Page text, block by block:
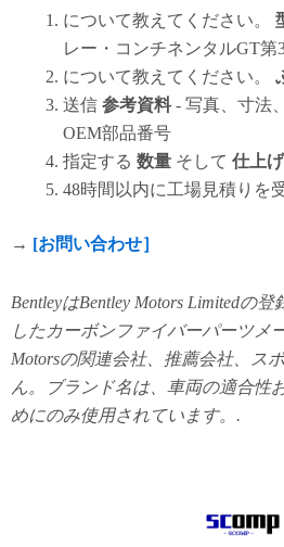
について教えてください。
レー・コンチネンタルGT第
について教えてください。
送信 参考資料- 写真、寸法
OEM部品番号
指定する 数量 そして 仕上
48時間以内に工場見積りを
→ [お問い合わせ］
BentleyはBentley Motors Limitedの
したカーボンファイバーパーツメ
Motorsの関連会社、推薦会社、ス
ん。ブランド名は、車両の適合性
めにのみ使用されています。.